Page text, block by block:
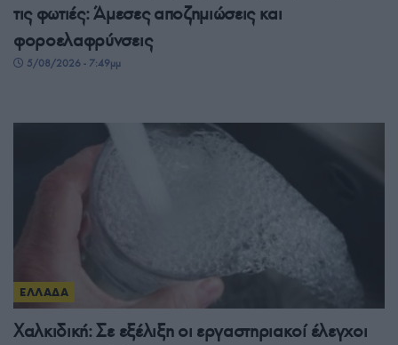
τις φωτιές: Άμεσες αποζημιώσεις και
φοροελαφρύνσεις
5/08/2026 - 7:49μμ
ΕΛΛΑΔΑ
Χαλκιδική: Σε εξέλιξη οι εργαστηριακοί έλεγχοι